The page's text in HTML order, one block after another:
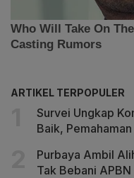
ARTIKEL TERPOPULER
Survei Ungkap
Baik,
Purbaya Ambil
Tak Bebani APBN